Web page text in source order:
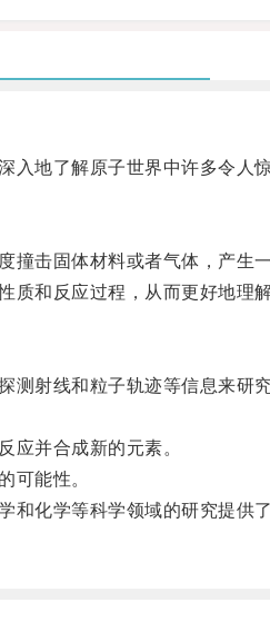
地了解原子世界中许多令人惊
击固体材料或者气体，产生一
和反应过程，从而更好地理解
射线和粒子轨迹等信息来研究
并合成新的元素。
可能性。
化学等科学领域的研究提供了